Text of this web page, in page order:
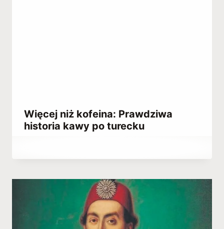
Więcej niż kofeina: Prawdziwa
historia kawy po turecku